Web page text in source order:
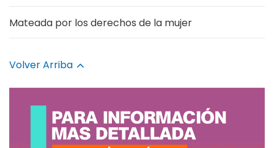
Mateada por los derechos de la mujer
Volver Arriba